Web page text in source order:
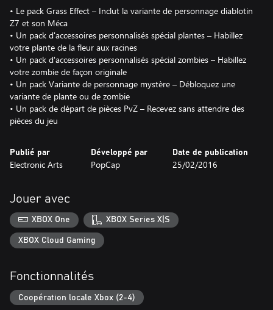
• Le pack Grass Effect – Inclut la variante de personnage diablotin
Z7 et son Méca
• Un pack d'accessoires personnalisés spécial plantes – Habillez
votre plante de la fleur aux racines
• Un pack d'accessoires personnalisés spécial zombies – Habillez
votre zombie de façon originale
• Un pack Variante de personnage mystère – Débloquez une
variante de plante ou de zombie
• Un pack de départ de pièces PvZ – Recevez sans attendre des
pièces du jeu
Publié par
Electronic Arts
Développé par
PopCap
Date de publication
25/02/2016
Jouer avec
XBOX One XBOX Series X|S
XBOX Cloud Gaming
Fonctionnalités
Coopération locale Xbox (2-4)